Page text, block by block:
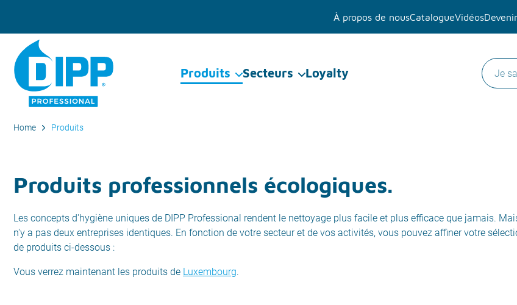
À propos de nousCatalogueVidéos
Produits Secteurs Loyalty
Home Produits
Produits professionnels écologiques.
Les concepts d'hygiène uniques de DIPP Professional rendent le nettoyage plus facile et plus efficace que jamais.
n'y a pas deux entreprises identiques. En fonction de votre secteur et de vos activités, vous pouvez affiner votre
de produits ci-dessous :
Vous verrez maintenant les produits de Luxembourg.